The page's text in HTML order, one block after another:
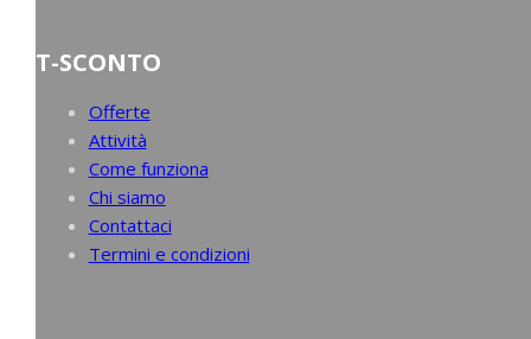
T-SCONTO
Offerte
Attività
Come funziona
Chi siamo
Contattaci
Termini e condizioni